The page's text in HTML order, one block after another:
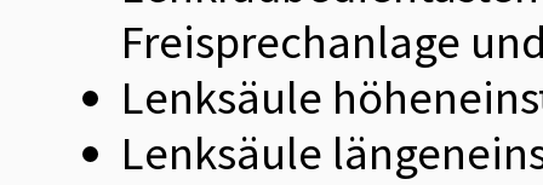
Freisprechanlage
Lenksäule
Lenksäule